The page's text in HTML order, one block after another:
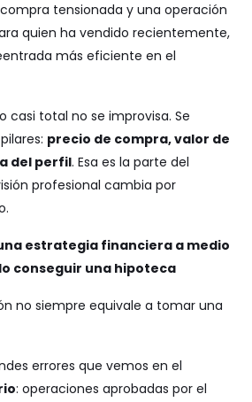
tensionada y una operación
quien ha vendido recientemente,
más eficiente en el
casi total no se improvisa. Se
precio de compra, valor de
del perfil. Esa es la parte del
profesional cambia por
estrategia financiera a medio
conseguir una hipoteca
no siempre equivale a tomar una
errores que vemos en el
: operaciones aprobadas por el